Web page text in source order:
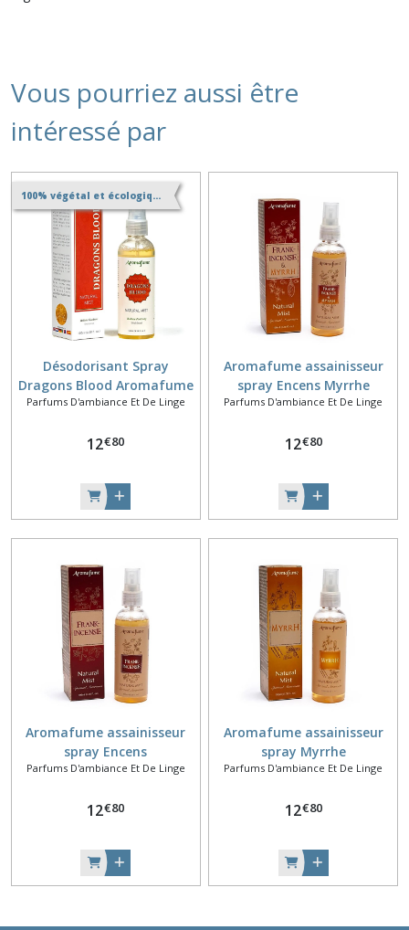
Vous pourriez aussi être
intéressé par
100% végétal et écologique
Désodorisant Spray
Dragons Blood Aromafume
Parfums D'ambiance Et De Linge
12€80
Aromafume assainisseur
spray Encens Myrrhe
Parfums D'ambiance Et De Linge
12€80
Aromafume assainisseur
spray Encens
Parfums D'ambiance Et De Linge
12€80
Aromafume assainisseur
spray Myrrhe
Parfums D'ambiance Et De Linge
12€80